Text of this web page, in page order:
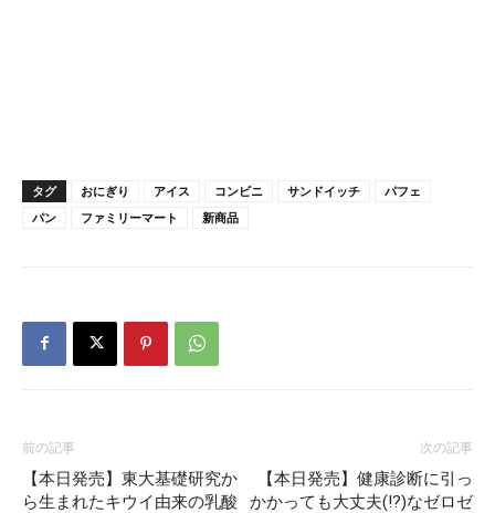
タグ おにぎり アイス コンビニ サンドイッチ
パフェ
パン
ファミリーマート 新商品
前の記事
【本日発売】東大基礎研究か
ら生まれたキウイ由来の乳酸
次の記事
【本日発売】健康診断に引っ
かかっても大丈夫(!?)なゼロゼ